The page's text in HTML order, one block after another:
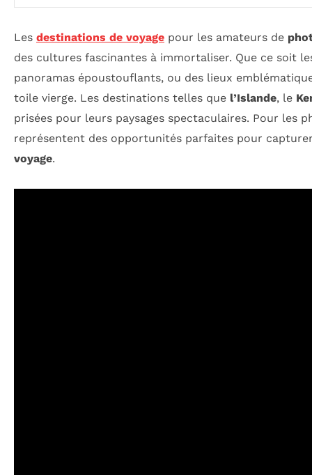
Les destinations de voyage pour les amateurs de
des cultures fascinantes à immortaliser. Que ce soit
panoramas époustouflants, ou des lieux
toile vierge. Les destinations telles que l’Islande, le
prisées pour leurs paysages spectaculaires. Pour les
représentent des opportunités parfaites pour
voyage.